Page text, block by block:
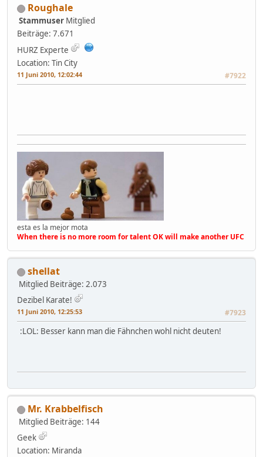
Roughale
Stammuser Mitglied
Beiträge: 7.671
HURZ Experte
Location: Tin City
11 Juni 2010, 12:02:44 #7922
esta es la mejor mota
When there is no more room for talent OK will make another UFC
shellat
Mitglied Beiträge: 2.073
Dezibel Karate!
11 Juni 2010, 12:25:53 #7923
:LOL: Besser kann man die Fähnchen wohl nicht deuten!
Mr. Krabbelfisch
Mitglied Beiträge: 144
Geek
Location: Miranda